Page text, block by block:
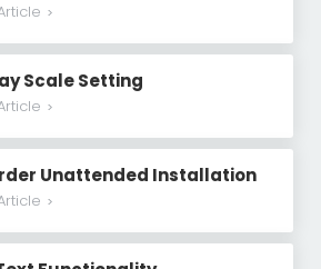
>
Scale Setting
>
Unattended Installation
>